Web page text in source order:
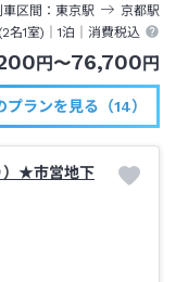
区間 東京駅 京都駅
2名1室)｜1泊 ｜消費税込
円〜76,700円
プランを見る（14）
）★市営地下